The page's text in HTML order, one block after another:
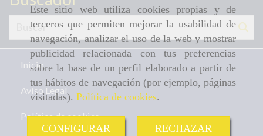
Este sitio web utiliza cookies propias y de
terceros que permiten mejorar la usabilidad de
navegación, analizar el uso de la web y mostrar
publicidad relacionada con tus preferencias
sobre la base de un perfil elaborado a partir de
tus hábitos de navegación (por ejemplo, páginas
visitadas). Política de cookies.
CONFIGURAR RECHAZAR
Inicio
Aviso Legal
Política de cookies